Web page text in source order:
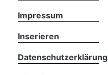
Impressum
Inserieren
Datenschutzerklärung